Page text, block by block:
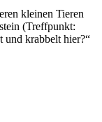
kleinen Tieren
(Treffpunkt:
und krabbelt hier?“